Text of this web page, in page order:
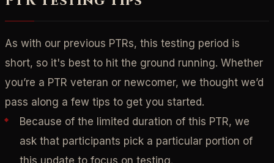
As with our previous PTRs, this testing period is
short, so it's best to hit the ground running. Whether
you’re a PTR veteran or newcomer, we thought we’d
pass along a few tips to get you started.
Because of the limited duration of this PTR, we
ask that participants pick a particular portion of
this update to focus on testing.